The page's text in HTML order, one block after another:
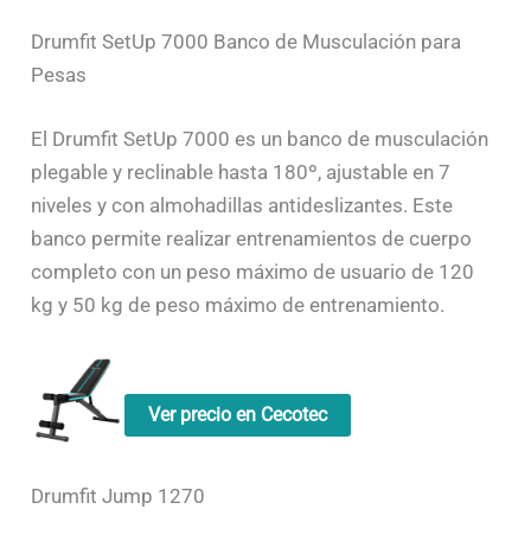
Drumfit SetUp 7000 Banco de Musculación para
Pesas
El Drumfit SetUp 7000 es un banco de musculación
plegable y reclinable hasta 180º, ajustable en 7
niveles y con almohadillas antideslizantes. Este
banco permite realizar entrenamientos de cuerpo
completo con un peso máximo de usuario de 120
kg y 50 kg de peso máximo de entrenamiento.
Ver precio en Cecotec
Drumfit Jump 1270